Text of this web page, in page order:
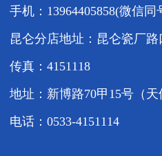
手机：13964405858(微信同
昆仑分店地址：昆仑瓷厂
传真：4151118
地址：新博路70甲15号（天
电话：0533-4151114